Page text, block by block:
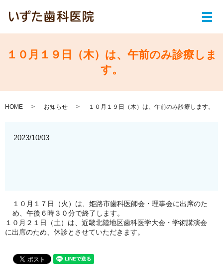
メ
１０月１９日（木）は、午前のみ診療しま
す。
HOME お知らせ １０月１９日（木）は、午前のみ診療します。
2023/10/03
１０月１７日（火）は、姫路市歯科医師会・理事会に出席のた
め、午後６時３０分で終了します。
１０月２１日（土）は、近畿北陸地区歯科医学大会・学術講演会
に出席のため、休診とさせていただきます。